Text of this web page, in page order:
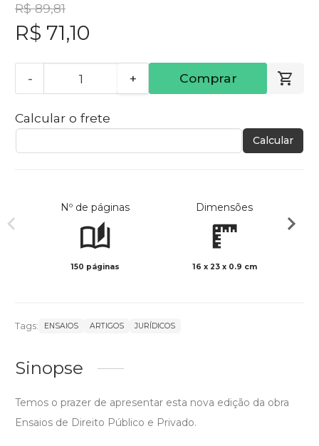
R$ 89,81
R$ 71,10
- + Comprar
Calcular o frete
Calcular
Nº de páginas
150 páginas
Dimensões
16 x 23 x 0.9 cm
Tags: ENSAIOS ARTIGOS JURÍDICOS
Sinopse
Temos o prazer de apresentar esta nova edição da obra
Ensaios de Direito Público e Privado.